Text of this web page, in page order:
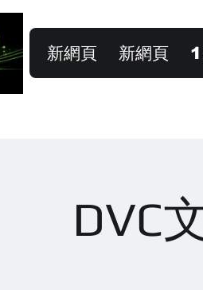
新網頁 新網頁 1
DVC